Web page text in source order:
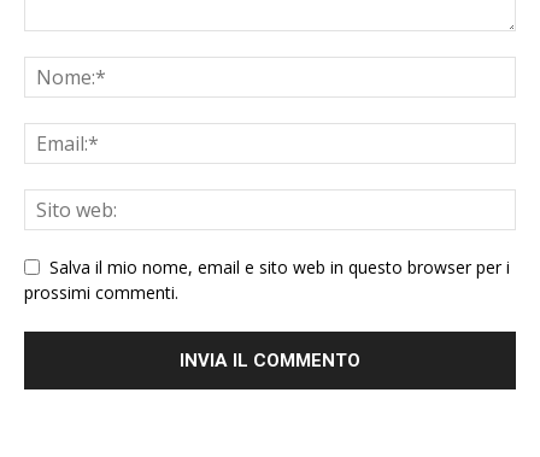
Salva il mio nome, email e sito web in questo browser per i
prossimi commenti.